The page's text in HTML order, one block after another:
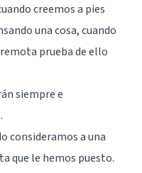
creemos a pies
una cosa, cuando
prueba de ello
siempre e
consideramos a una
que le hemos puesto.